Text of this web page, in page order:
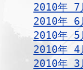
2010年 7
2010年 6
2010年 5
2010年 4
2010年 3